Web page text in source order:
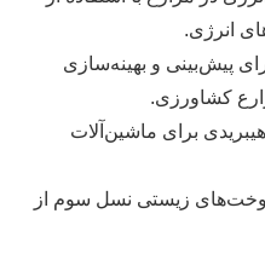
انرژی.
پیش‌بینی و بهینه‌سازی
کشاورزی.
برای ماشین‌آلات
زیستی نسل سوم از